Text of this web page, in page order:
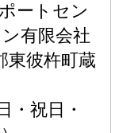
ートセン
有限会社
東彼杵町蔵
・祝日・